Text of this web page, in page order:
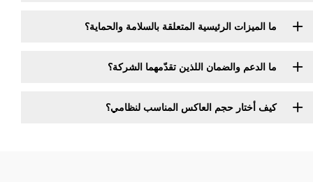
ما الميزات الرئيسية المتعلقة بالسلامة والحماية؟
ما الدعم والضمان اللذين تقدّمهما الشركة؟
كيف أختار حجم العاكس المناسب لنظامي؟